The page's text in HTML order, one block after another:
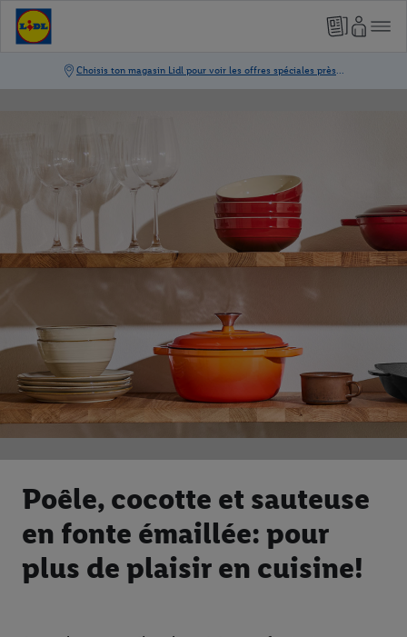
Poêle, cocotte et sauteuse
en fonte émaillée: pour
plus de plaisir en cuisine!